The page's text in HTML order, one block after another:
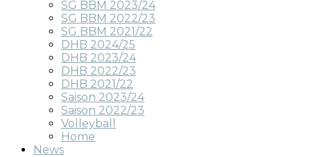
SG BBM 2023/24
SG BBM 2022/23
SG BBM 2021/22
DHB 2024/25
DHB 2023/24
DHB 2022/23
DHB 2021/22
Saison 2023/24
Saison 2022/23
Volleyball
Home
News